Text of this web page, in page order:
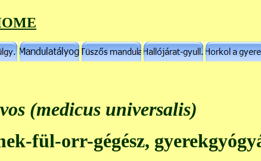
(medicus universalis)
fül-orr-gégész,